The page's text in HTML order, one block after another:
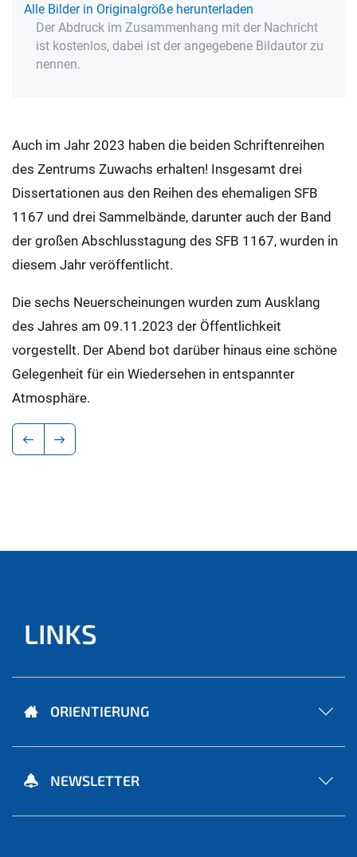
Alle Bilder in Originalgröße herunterladen
Der Abdruck im Zusammenhang mit der Nachricht
ist kostenlos, dabei ist der angegebene Bildautor zu
nennen.
Auch im Jahr 2023 haben die beiden Schriftenreihen
des Zentrums Zuwachs erhalten! Insgesamt drei
Dissertationen aus den Reihen des ehemaligen SFB
1167 und drei Sammelbände, darunter auch der Band
der großen Abschlusstagung des SFB 1167, wurden in
diesem Jahr veröffentlicht.
Die sechs Neuerscheinungen wurden zum Ausklang
des Jahres am 09.11.2023 der Öffentlichkeit
vorgestellt. Der Abend bot darüber hinaus eine schöne
Gelegenheit für ein Wiedersehen in entspannter
Atmosphäre.
LINKS
ORIENTIERUNG
NEWSLETTER